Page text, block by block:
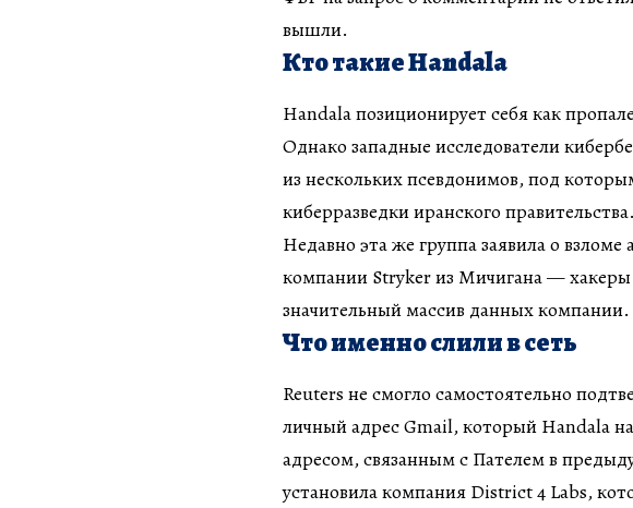
вышли.
Кто такие Handala
Handala позиционирует себя как
Однако западные исследователи
из нескольких псевдонимов, под
киберразведки иранского правительства.
Недавно эта же группа заявила о
компании Stryker из Мичигана —
значительный массив данных компании.
Что именно слили в сеть
Reuters не смогло самостоятельно
личный адрес Gmail, который Handala
адресом, связанным с Пателем в
установила компания District 4 Labs,